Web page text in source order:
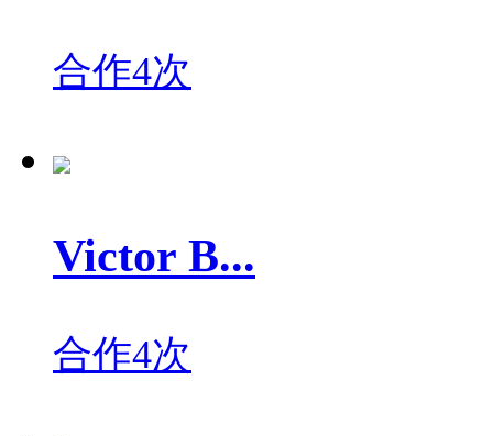
合作4次
Victor B...
合作4次